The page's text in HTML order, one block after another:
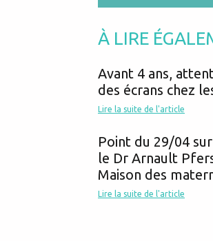
À LIRE
Avant 4 ans,
des écrans chez
Lire la suite de l'article
Point du 29/04
le Dr Arnault
Maison des
Lire la suite de l'article